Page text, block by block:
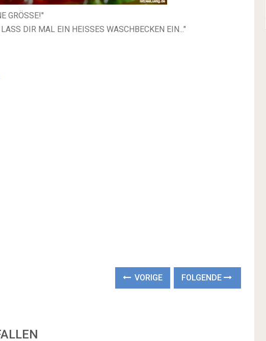
GRÖSSE!"
DIR MAL EIN HEISSES WASCHBECKEN EIN..."
VORIGE FOLGENDE